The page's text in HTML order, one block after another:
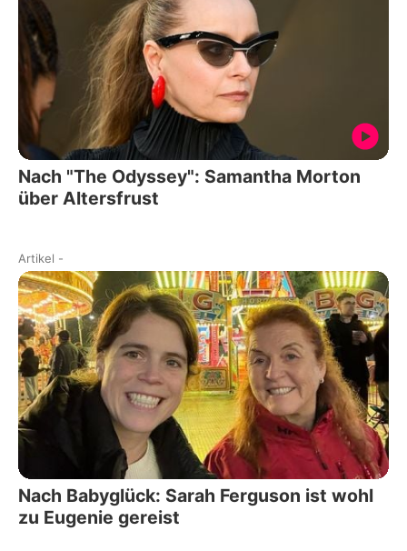
Nach "The Odyssey": Samantha Morton
über Altersfrust
Artikel -
Nach Babyglück: Sarah Ferguson ist wohl
zu Eugenie gereist